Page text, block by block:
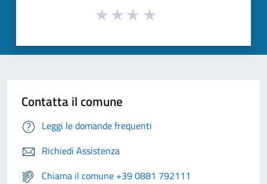
Contatta il comune
Leggi le domande frequenti
Richiedi Assistenza
Chiama il comune +39 0881 792111